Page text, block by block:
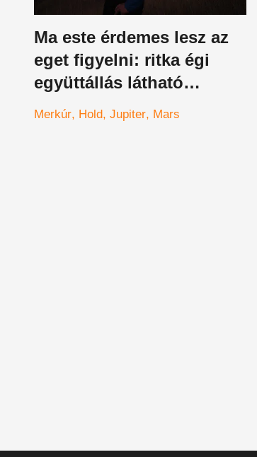
Ma este érdemes lesz az
eget figyelni: ritka égi
együttállás látható
Magyarországról
Merkúr Hold Jupiter Mars